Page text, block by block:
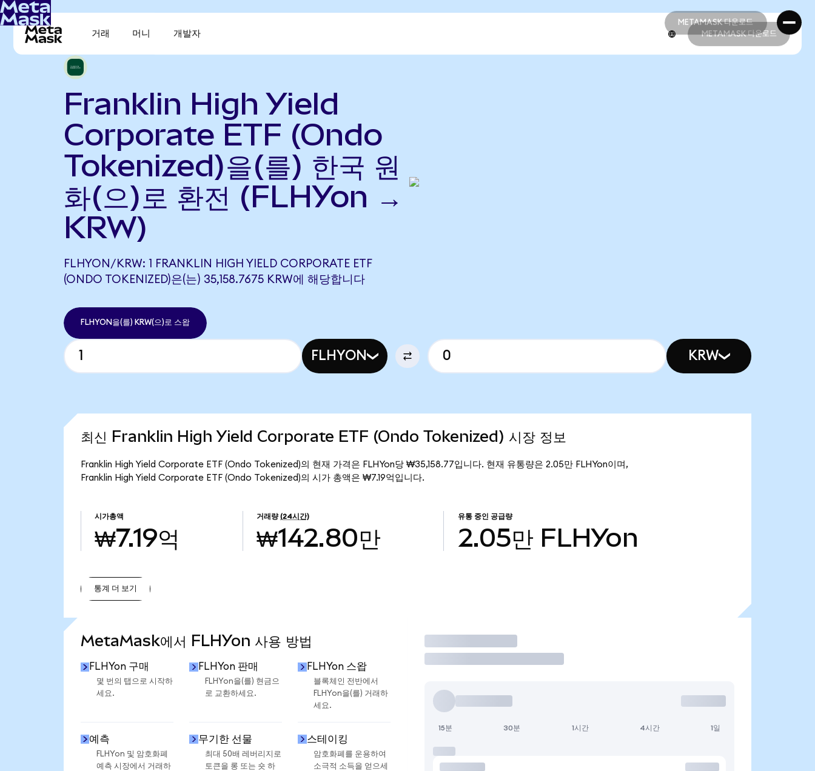
METAMASK 다운로드
METAMASK 다운로드
거래 머니 개발자 METAMASK 다운로드
Franklin High Yield
Corporate ETF (Ondo
Tokenized)을(를) 한국 원
화(으)로 환전 (FLHYon →
KRW)
FLHYON/KRW: 1 FRANKLIN HIGH YIELD CORPORATE ETF
(ONDO TOKENIZED)은(는) 35,158.7675 KRW에 해당합니다
FLHYON을(를) KRW(으)로 스왑
FLHYON KRW
최신 Franklin High Yield Corporate ETF (Ondo Tokenized) 시장 정보
Franklin High Yield Corporate ETF (Ondo Tokenized)의 현재 가격은 FLHYon당 ₩35,158.77입니다. 현재 유통량은 2.05만 FLHYon이며,
Franklin High Yield Corporate ETF (Ondo Tokenized)의 시가 총액은 ₩7.19억입니다.
시가총액
₩7.19억
거래량 (24시간)
₩142.80만
유통 중인 공급량
2.05만 FLHYon
통계 더 보기
MetaMask에서 FLHYon 사용 방법
FLHYon 구매
몇 번의 탭으로 시작하
세요.
FLHYon 판매
FLHYon을(를) 현금으
로 교환하세요.
FLHYon 스왑
블록체인 전반에서
FLHYon을(를) 거래하
세요.
예측
FLHYon 및 암호화폐
예측 시장에서 거래하
무기한 선물
최대 50배 레버리지로
토큰을 롱 또는 숏 하
스테이킹
암호화폐를 운용하여
소극적 소득을 얻으세
거래
15분 30분 1시간 4시간 1일